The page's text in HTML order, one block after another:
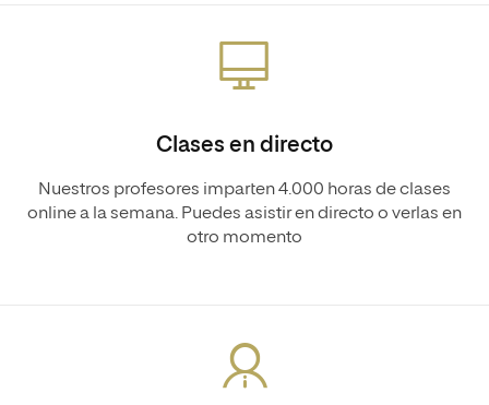
Clases en directo
Nuestros profesores imparten 4.000 horas de clases
online a la semana. Puedes asistir en directo o verlas en
otro momento